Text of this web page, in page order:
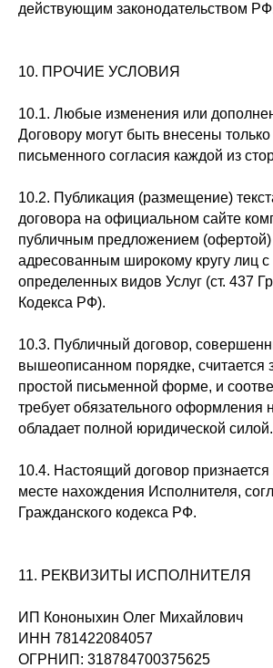
действующим законодательством
10. ПРОЧИЕ УСЛОВИЯ
10.1. Любые изменения или
Договору могут быть внесены
письменного согласия каждой из
10.2. Публикация (размещение)
договора на официальном сайте
публичным предложением (офертой)
адресованным широкому кругу лиц с
определенных видов Услуг (ст. 437
Кодекса РФ).
10.3. Публичный договор,
вышеописанном порядке, считается
простой письменной форме, и
требует обязательного оформления
обладает полной юридической силой.
10.4. Настоящий договор
месте нахождения Исполнителя,
Гражданского кодекса РФ.
11. РЕКВИЗИТЫ ИСПОЛНИТЕЛЯ
ИП Кононыхин Олег Михайлович
ИНН 781422084057
ОГРНИП: 318784700375625